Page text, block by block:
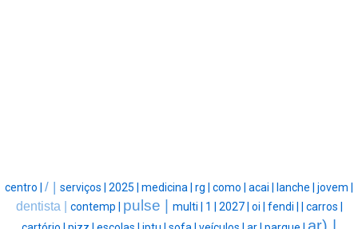
centro | / | serviços | 2025 | medicina | rg | como | acai | lanche | jovem |
dentista | contemp | pulse | multi | 1 | 2027 | oi | fendi |
carros |